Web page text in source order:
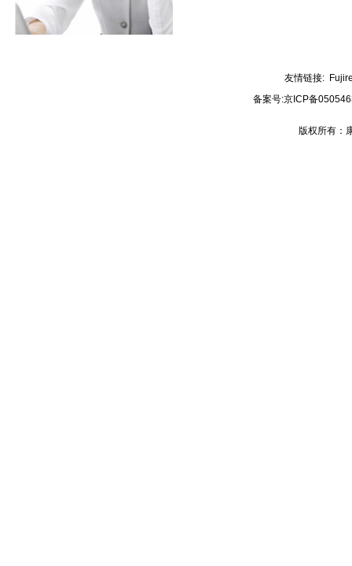
友情链接:
备案号:京ICP备
版权所有：